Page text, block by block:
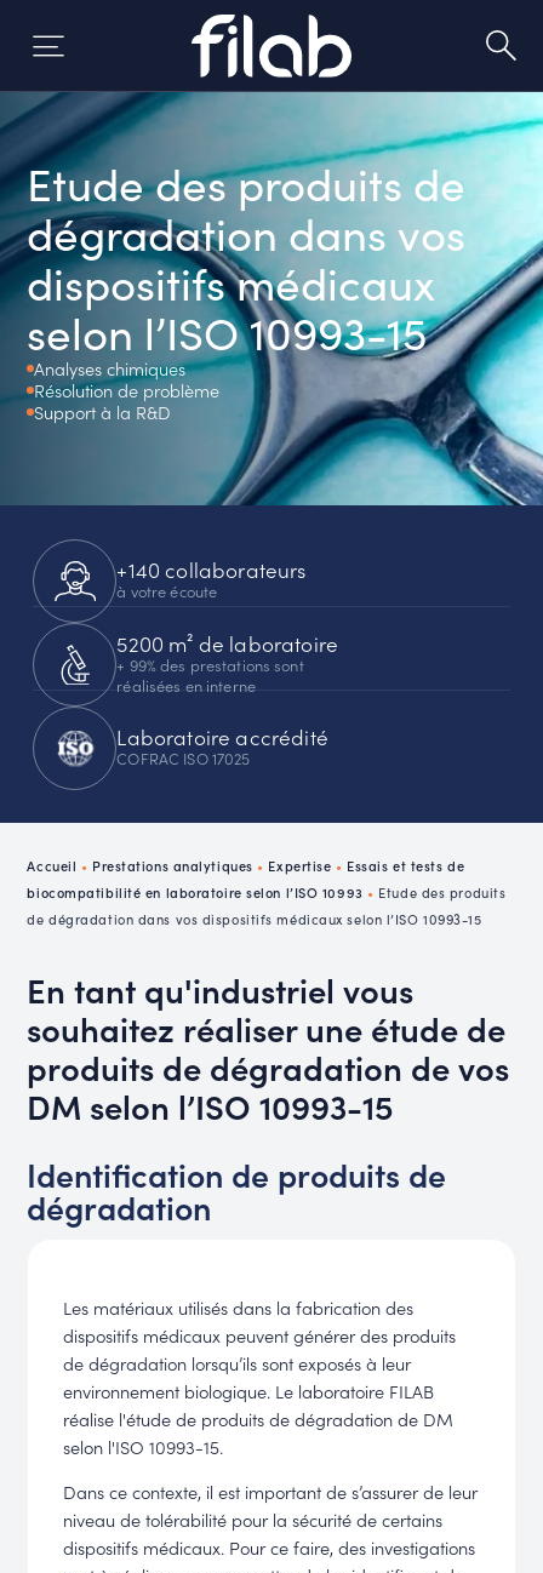
Etude des produits de
dégradation dans vos
dispositifs médicaux
selon l’ISO 10993-15
Analyses chimiques
Résolution de problème
Support à la R&D
+140 collaborateurs
à votre écoute
5200 m² de laboratoire
+ 99% des prestations sont
réalisées en interne
Laboratoire accrédité
COFRAC ISO 17025
Accueil • Prestations analytiques • Expertise • Essais et tests de
biocompatibilité en laboratoire selon l’ISO 10993 • Etude des produits
de dégradation dans vos dispositifs médicaux selon l’ISO 10993-15
En tant qu'industriel vous
souhaitez réaliser une étude de
produits de dégradation de vos
DM selon l’ISO 10993-15
Identification de produits de
dégradation
Les matériaux utilisés dans la fabrication des
dispositifs médicaux peuvent générer des produits
de dégradation lorsqu’ils sont exposés à leur
environnement biologique. Le laboratoire FILAB
réalise l'étude de produits de dégradation de DM
selon l'ISO 10993-15.
Dans ce contexte, il est important de s’assurer de leur
niveau de tolérabilité pour la sécurité de certains
dispositifs médicaux. Pour ce faire, des investigations